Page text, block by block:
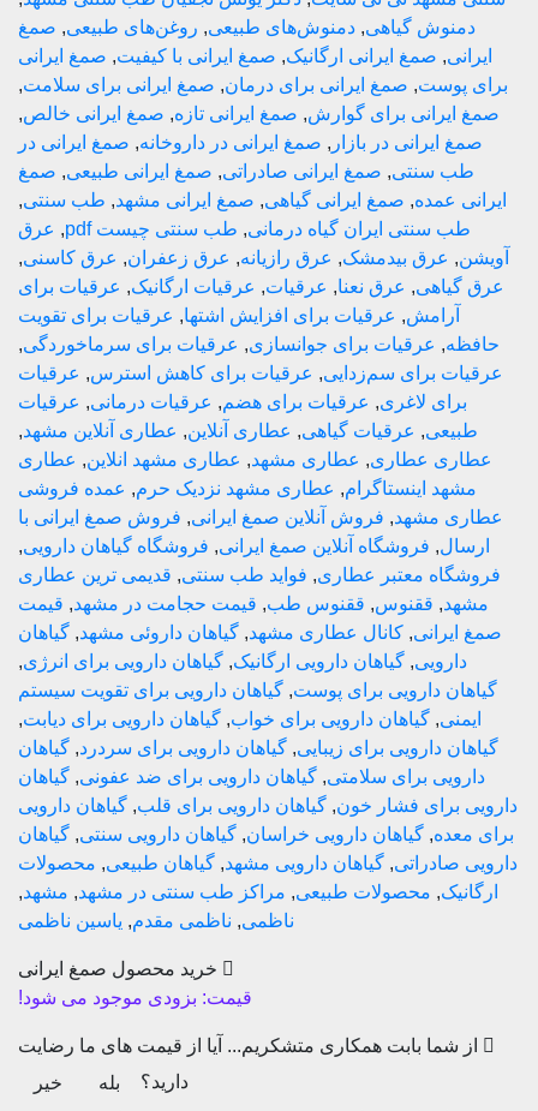
گیاهی,دمنوش‌های طبیعی,روغن‌های طبیعی,صمغ
صمغ ایرانی ارگانیک, صمغ ایرانی با کیفیت , صمغ ایرانی
,صمغ ایرانی برای درمان ,صمغ ایرانی برای سلامت ,
برای گوارش ,صمغ ایرانی تازه ,صمغ ایرانی خالص
ایرانی در بازار, صمغ ایرانی در داروخانه صمغ ایرانی در
سنتی,صمغ ایرانی صادراتی , صمغ ایرانی طبیعی , صمغ
عمده صمغ ایرانی گیاهی ,صمغ ایرانی مشهد ,طب سنتی,
سنتی ایران گیاه درمانی,طب سنتی چیست pdf ,عرق
عرق بیدمشک, عرق رازیانه,عرق زعفران, عرق کاسنی
, عرق نعنا, عرقیات, عرقیات ارگانیک,عرقیات برای
عرقیات برای افزایش اشتها ,عرقیات برای تقویت
عرقیات برای جوانسازی,عرقیات برای سرماخوردگی,
برای سم‌زدایی ,عرقیات برای کاهش استرس, عرقیات
لاغری عرقیات برای هضم, عرقیات درمانی,عرقیات
عرقیات گیاهی,عطاری آنلاین, عطاری آنلاین مشهد,
عطاری,عطاری مشهد, عطاری مشهد انلاین,عطاری
اینستاگرام ,عطاری مشهد نزدیک حرم,عمده فروشی
مشهد, فروش آنلاین صمغ ایرانی,فروش صمغ ایرانی با
فروشگاه آنلاین صمغ ایرانی,فروشگاه گیاهان دارویی,
معتبر عطاری, فواید طب سنتی,قدیمی ترین عطاری
ققنوس,ققنوس طب,قیمت حجامت در مشهد,قیمت
,کانال عطاری مشهد, گیاهان داروئی مشهد,گیاهان
گیاهان دارویی ارگانیک, گیاهان دارویی برای انرژی
دارویی برای پوست ,گیاهان دارویی برای تقویت سیستم
گیاهان دارویی برای خواب, گیاهان دارویی برای دیابت,
دارویی برای زیبایی گیاهان دارویی برای سردرد ,گیاهان
برای سلامتی,گیاهان دارویی برای ضد عفونی,گیاهان
برای فشار خون,گیاهان دارویی برای قلب ,گیاهان دارویی
, گیاهان دارویی خراسان , گیاهان دارویی سنتی ,گیاهان
, گیاهان دارویی مشهد,گیاهان طبیعی,محصولات
محصولات طبیعی,مراکز طب سنتی در مشهد ,مشهد,
ناظمی مقدم,یاسین ناظمی
خرید محصول صمغ ایرانی
بزودی موجود می شود!
بابت همکاری متشکریم... آیا از قیمت های ما رضایت
بله
خیر